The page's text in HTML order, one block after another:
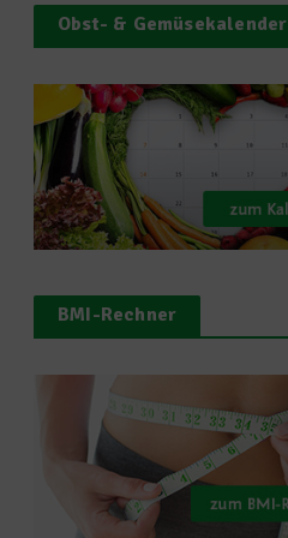
Obst- & Gemüsekalender
BMI-Rechner